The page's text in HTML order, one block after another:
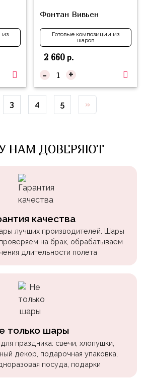
из
Фонтан Вивьен
Готовые композиции из
шаров
2 660р.
- +
3 4 5 »
НАМ ДОВЕРЯЮТ
качества
лучших производителей. Шары
на брак, обрабатываем
длительности полета
только шары
праздника: свечи, хлопушки,
декор, подарочная упаковка,
посуда, подарки